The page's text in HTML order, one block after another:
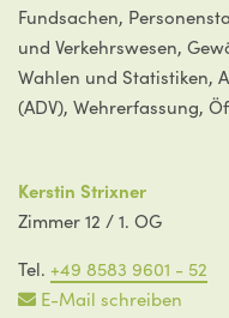
Fundsachen,
und Verkehrswesen,
Wahlen und Statistiken,
(ADV), Wehrerfassung,
Kerstin Strixner
Zimmer 12 / 1. OG
Tel. +49 8583 9601 - 52
E-Mail schreiben